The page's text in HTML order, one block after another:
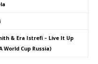
& Era Istrefi – Live It Up
World Cup Russia)